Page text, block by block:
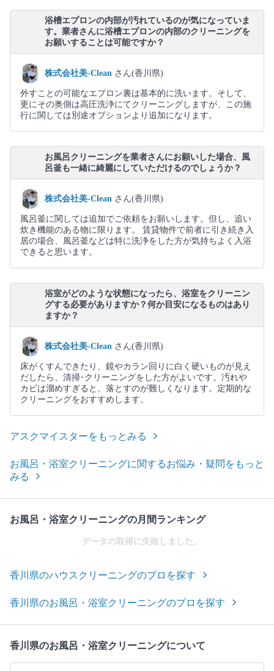
浴槽エプロンの内部が汚れているのが気になっていま
す。業者さんに浴槽エプロンの内部のクリーニングを
お願いすることは可能ですか？
株式会社美-Clean さん(香川県)
外すことの可能なエプロン裏は基本的に洗います。そして、
更にその奥側は高圧洗浄にてクリーニングしますが、この施
行に関しては別途オプションより追加になります。
お風呂クリーニングを業者さんにお願いした場合、風
呂釜も一緒に綺麗にしていただけるのでしょうか？
株式会社美-Clean さん(香川県)
風呂釜に関しては追加でご依頼をお願いします。但し、追い
炊き機能のある物に限ります。 賃貸物件で前者に引き続き入
居の場合、風呂釜などは特に洗浄をした方が気持ちよく入浴
できると思います。
浴室がどのような状態になったら、浴室をクリーニン
グする必要がありますか？何か目安になるものはあり
ますか？
株式会社美-Clean さん(香川県)
床がくすんできたり、鏡やカラン回りに白く硬いものが見え
だしたら、清掃･クリーニングをした方がよいです。汚れや
カビは溜めすぎると、落とすのが難しくなります。定期的な
クリーニングをおすすめします。
アスクマイスターをもっとみる
お風呂・浴室クリーニングに関するお悩み・疑問をもっと
みる
お風呂・浴室クリーニングの月間ランキング
データの取得に失敗しました。
香川県のハウスクリーニングのプロを探す
香川県のお風呂・浴室クリーニングのプロを探す
香川県のお風呂・浴室クリーニングについて